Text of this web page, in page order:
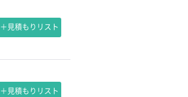
＋見積もりリスト
＋見積もりリスト